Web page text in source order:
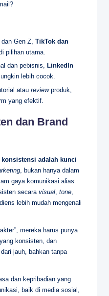
Gen Z, TikTok dan
pilihan utama.
dan pebisnis, LinkedIn
lebih cocok.
atau review produk,
yang efektif.
dan Brand
konsistensi adalah kunci
, bukan hanya dalam
gaya komunikasi alias
secara visual tone
lebih mudah mengenali
mereka harus punya
konsisten, dan
jauh, bahkan tanpa
dan kepribadian yang
baik di media sosial,